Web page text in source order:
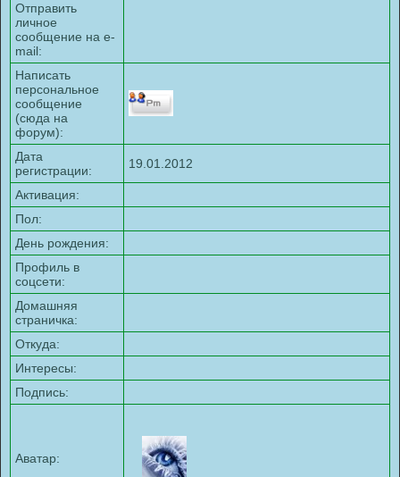
Отправить
личное
сообщение на e-
mail:
Написать
персональное
сообщение
(сюда на
форум):
Дата
регистрации:
19.01.2012
Активация:
Пол:
День рождения:
Профиль в
соцсети:
Домашняя
страничка:
Откуда:
Интересы:
Подпись:
Аватар: